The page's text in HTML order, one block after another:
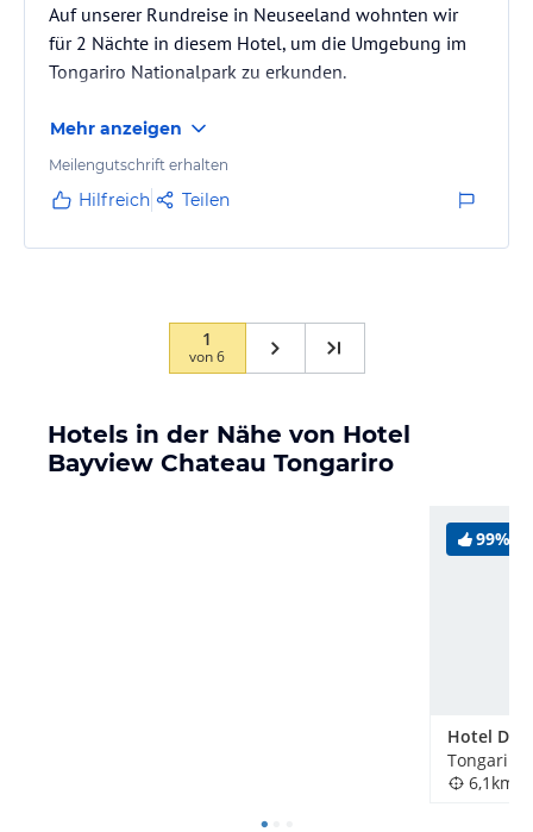
Auf unserer Rundreise in Neuseeland wohnten wir
für 2 Nächte in diesem Hotel, um die Umgebung im
Tongariro Nationalpark zu erkunden.
Mehr anzeigen
Meilengutschrift erhalten
Hilfreich Teilen
1
von6
Hotels in der Nähe von Hotel
Bayview Chateau Tongariro
99%
6,1km